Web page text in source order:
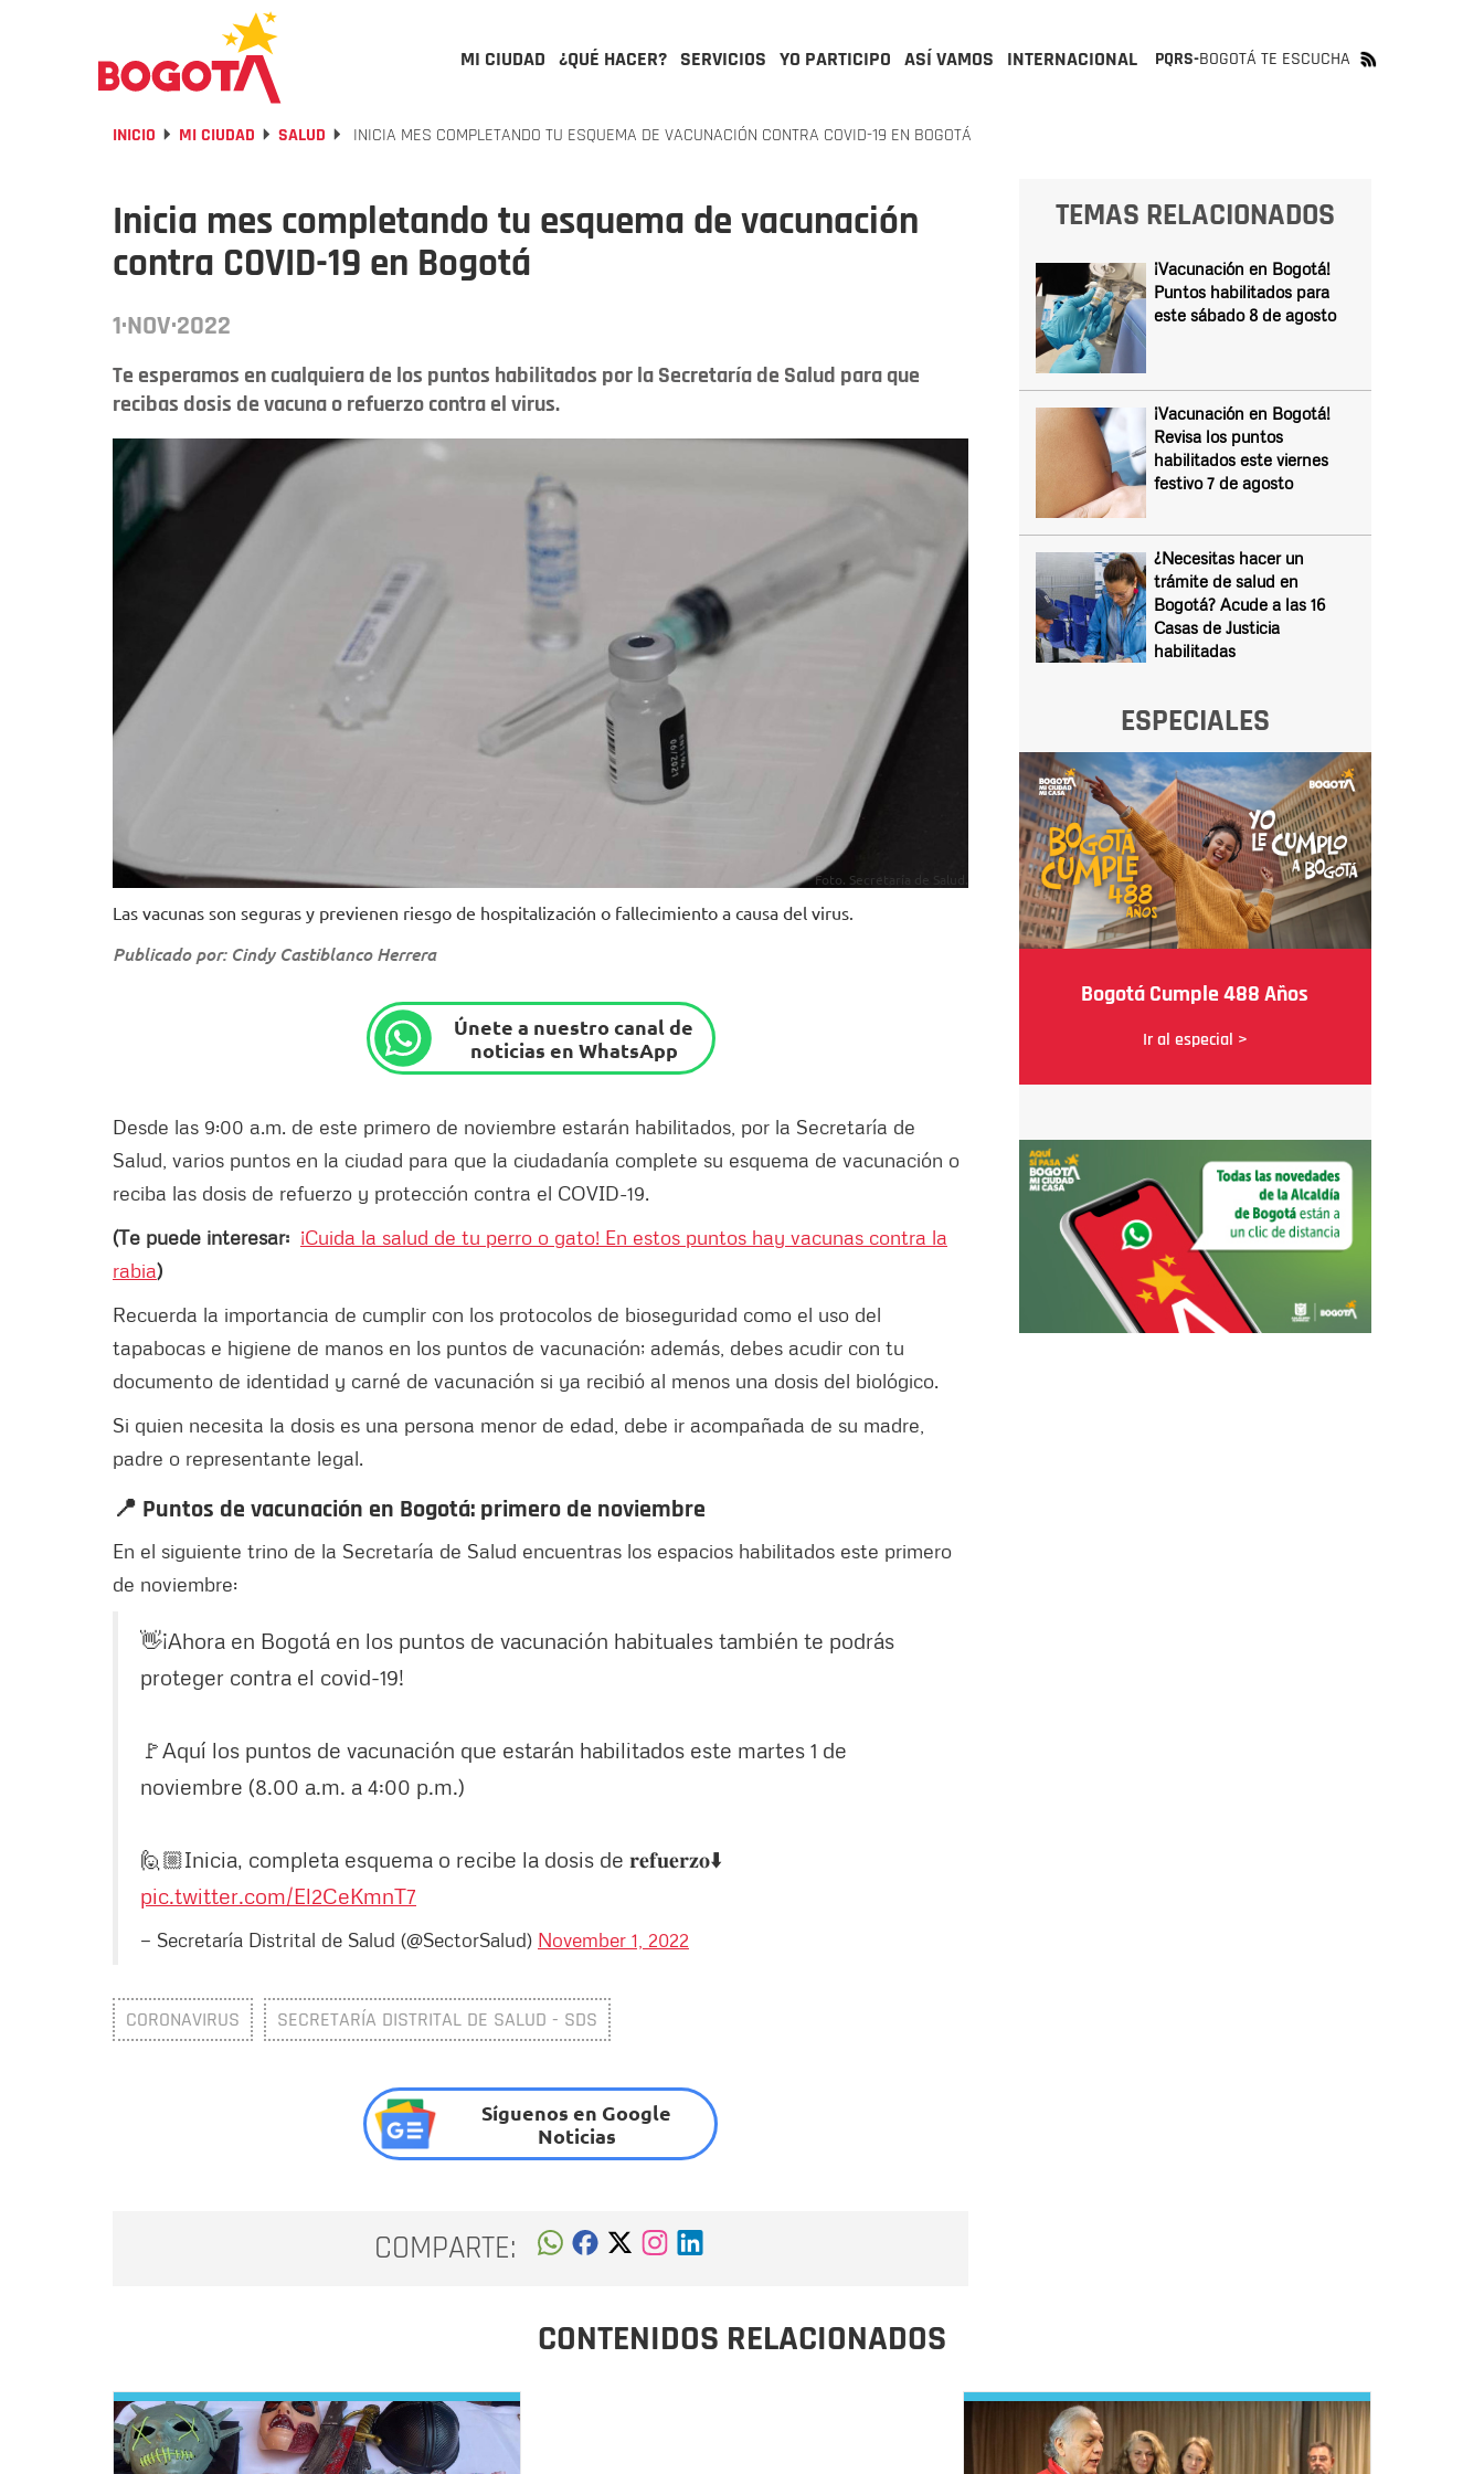
MI CIUDAD ¿QUÉ HACER? SERVICIOS YO PARTICIPO ASÍ VAMOS INTERNACIONAL PQRS-BOGOTÁ TE ESCUCHA
INICIO MI CIUDAD SALUD INICIA MES COMPLETANDO TU ESQUEMA DE VACUNACIÓN CONTRA COVID-19 EN BOGOTÁ
Inicia mes completando tu esquema de vacunación
contra COVID-19 en Bogotá
1·NOV·2022
Te esperamos en cualquiera de los puntos habilitados por la Secretaría de Salud para que
recibas dosis de vacuna o refuerzo contra el virus.
Foto. Secretaría de Salud.
Las vacunas son seguras y previenen riesgo de hospitalización o fallecimiento a causa del virus.
Publicado por: Cindy Castiblanco Herrera
Únete a nuestro canal de
noticias en WhatsApp
Desde las 9:00 a.m. de este primero de noviembre estarán habilitados, por la Secretaría de
Salud, varios puntos en la ciudad para que la ciudadanía complete su esquema de vacunación o
reciba las dosis de refuerzo y protección contra el COVID-19.
(Te puede interesar: ¡Cuida la salud de tu perro o gato! En estos puntos hay vacunas contra la
rabia)
Recuerda la importancia de cumplir con los protocolos de bioseguridad como el uso del
tapabocas e higiene de manos en los puntos de vacunación; además, debes acudir con tu
documento de identidad y carné de vacunación si ya recibió al menos una dosis del biológico.
Si quien necesita la dosis es una persona menor de edad, debe ir acompañada de su madre,
padre o representante legal.
📍 Puntos de vacunación en Bogotá: primero de noviembre
En el siguiente trino de la Secretaría de Salud encuentras los espacios habilitados este primero
de noviembre:
👋¡Ahora en Bogotá en los puntos de vacunación habituales también te podrás
proteger contra el covid-19!
🚩Aquí los puntos de vacunación que estarán habilitados este martes 1 de
noviembre (8.00 a.m. a 4:00 p.m.)
🙋🏼Inicia, completa esquema o recibe la dosis de 𝐫𝐞𝐟𝐮𝐞𝐫𝐳𝐨⬇️
pic.twitter.com/El2CeKmnT7
— Secretaría Distrital de Salud (@SectorSalud) November 1, 2022
CORONAVIRUS SECRETARÍA DISTRITAL DE SALUD - SDS
Síguenos en Google
Noticias
COMPARTE:
TEMAS RELACIONADOS
¡Vacunación en Bogotá!
Puntos habilitados para
este sábado 8 de agosto
¡Vacunación en Bogotá!
Revisa los puntos
habilitados este viernes
festivo 7 de agosto
¿Necesitas hacer un
trámite de salud en
Bogotá? Acude a las 16
Casas de Justicia
habilitadas
ESPECIALES
Bogotá Cumple 488 Años
Ir al especial >
CONTENIDOS RELACIONADOS